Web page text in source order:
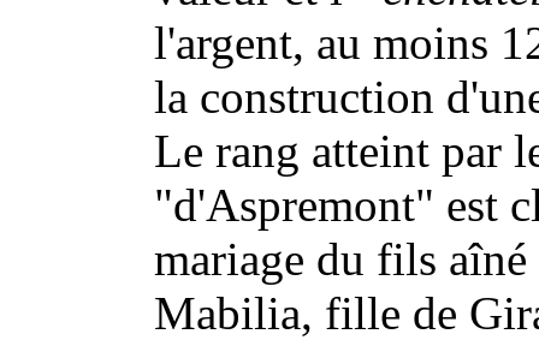
l'argent, au moins
la construction
Le rang atteint par
"d'Aspremont" est
mariage du fils
Mabilia, fille de